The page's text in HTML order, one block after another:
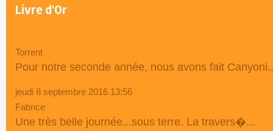
Livre d'Or
Torrent
Pour notre seconde année, nous avons fait
jeudi 8 septembre 2016 13:56
Fabrice
Une très belle journée...sous terre. La travers�...